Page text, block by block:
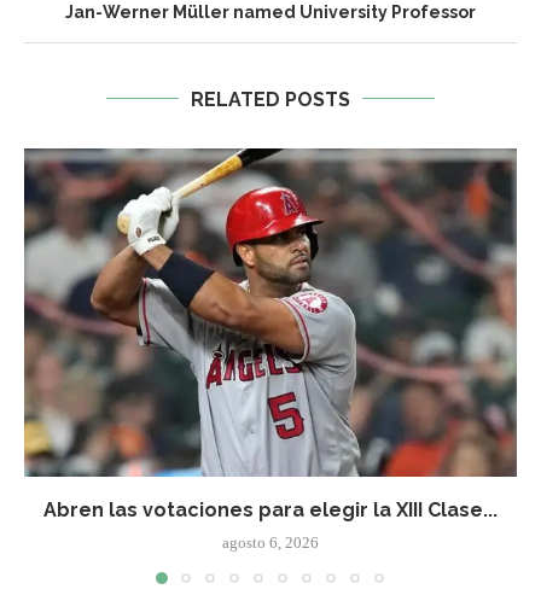
Jan-Werner Müller named University Professor
RELATED POSTS
Abren las votaciones para elegir la XIII Clase...
agosto 6, 2026